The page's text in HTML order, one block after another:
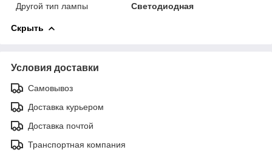
Другой тип лампы
Светодиодная
Скрыть
Условия доставки
Самовывоз
Доставка курьером
Доставка почтой
Транспортная компания